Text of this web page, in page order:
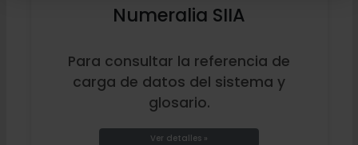
Numeralia SIIA
Para consultar la referencia de
carga de datos del sistema y
glosario.
Ver detalles »